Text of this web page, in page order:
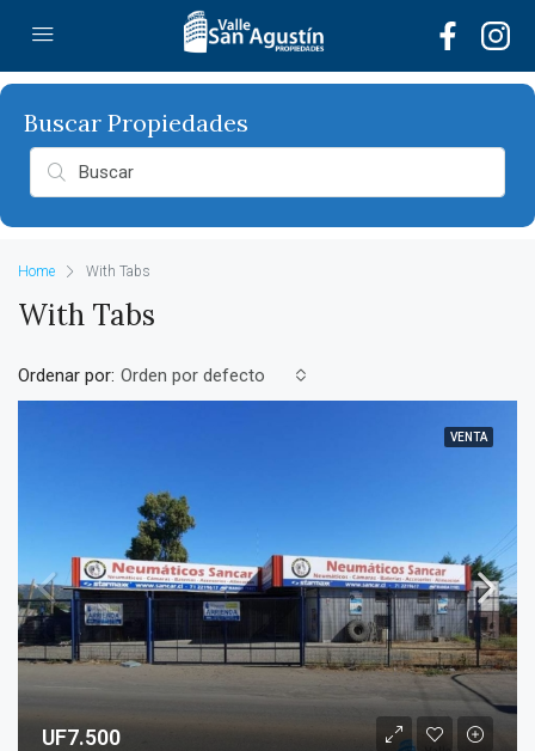
Home With Tabs
With Tabs
Ordenar por: Orden por defecto
VENTA
UF7.500